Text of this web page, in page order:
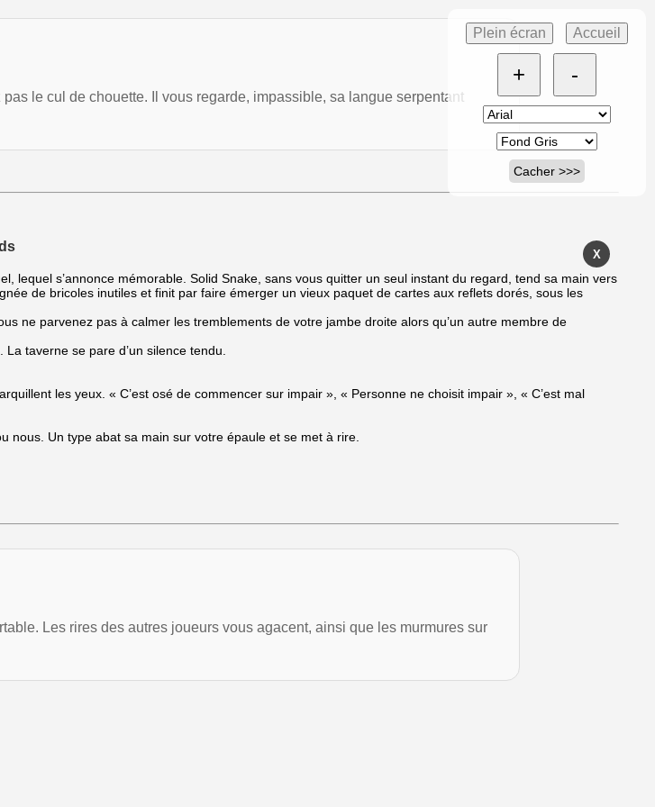
Plein écran Accueil
+ -
Cacher >>>
le cul de chouette. Il vous regarde, impassible, sa langue serpentant
X
lequel s’annonce mémorable. Solid Snake, sans vous quitter un seul instant du regard, tend sa main vers
de bricoles inutiles et finit par faire émerger un vieux paquet de cartes aux reflets dorés, sous les
ne parvenez pas à calmer les tremblements de votre jambe droite alors qu’un autre membre de
taverne se pare d’un silence tendu.
les yeux. « C’est osé de commencer sur impair », « Personne ne choisit impair », « C’est mal
nous. Un type abat sa main sur votre épaule et se met à rire.
Les rires des autres joueurs vous agacent, ainsi que les murmures sur